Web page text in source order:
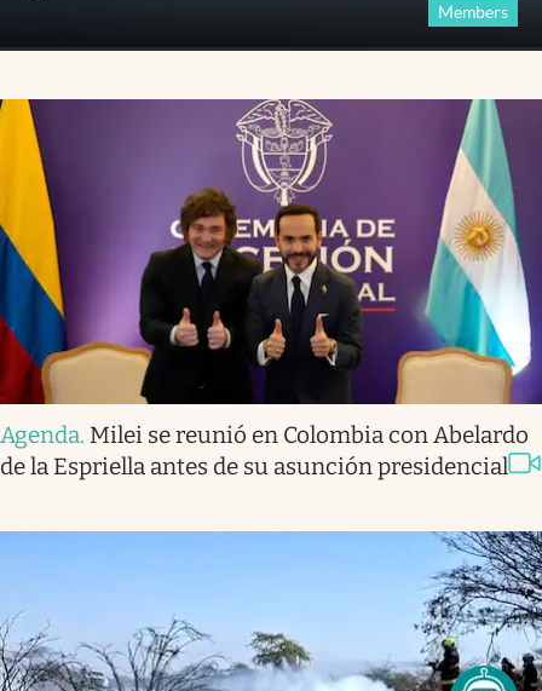
Members
Agenda. Milei se reunió en Colombia con Abelardo
de la Espriella antes de su asunción presidencial